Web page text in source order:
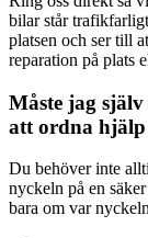
bilar står
platsen och ser till
reparation på plats
Måste jag
att ordna
Du behöver inte
nyckeln på en
bara om var